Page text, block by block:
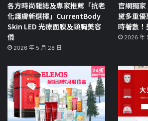
各方時尚雜誌及專家推薦「抗老
化護膚新選擇」CurrentBody
Skin LED 光療面膜及頸胸美容
儀
2026 年 5 月 28 日
官網獨
黛多重
時著數
2026 年